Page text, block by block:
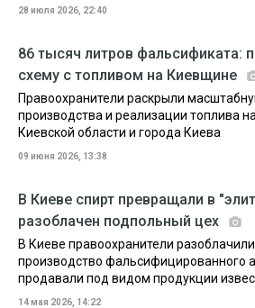
28 июля 2026, 22:40
86 тысяч литров фальсификата:
схему с топливом на Киевщине
Правоохранители раскрыли
производства и реализации топлива
Киевской области и города Киева
09 июня 2026, 13:38
В Киеве спирт превращали в
разоблачен подпольный цех
В Киеве правоохранители
производство фальсифицированного
продавали под видом продукции
14 мая 2026, 14:22